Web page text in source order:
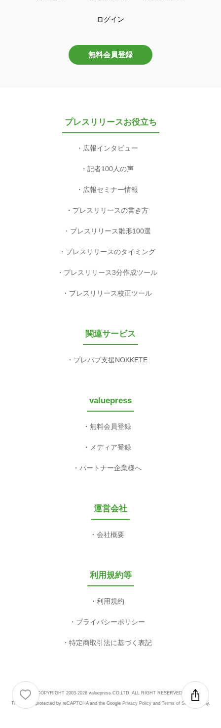
ログイン
無料会員登録
プレスリリースお役立ち
広報インタビュー
記者100人の声
広報セミナー情報
プレスリリースの書き方
プレスリリース雛形100選
プレスリリースのタイミング
プレスリリース3分作成ツール
プレスリリース校正ツール
関連サービス
プレパブ支援NOKKETE
valuepress
無料会員登録
メディア登録
パートナー企業様へ
運営会社
会社概要
利用規約等
利用規約
プライバシーポリシー
特定商取引法に基づく表記
COPYRIGHT 2003-2026 valuepress CO,LTD. ALL RIGHT RESERVED.
This site is protected by reCAPTCHA and the Google Privacy Policyand Terms of Service apply.